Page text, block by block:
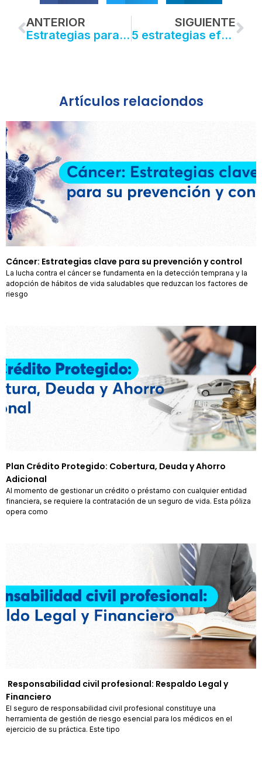
Prev
ANTERIOR
Estrategias para prevenir los riesgos médicos
SIGUIENTE
5 estrategias efectivas para proteger los datos confidenciales de tu empresa
Artículos relaciondos
Cáncer: Estrategias clave para su prevención y control
La lucha contra el cáncer se fundamenta en la detección temprana y la
adopción de hábitos de vida saludables que reduzcan los factores de
riesgo
Plan Crédito Protegido: Cobertura, Deuda y Ahorro
Adicional
Al momento de gestionar un crédito o préstamo con cualquier entidad
financiera, se requiere la contratación de un seguro de vida. Esta póliza
opera como
Responsabilidad civil profesional: Respaldo Legal y
Financiero
El seguro de responsabilidad civil profesional constituye una
herramienta de gestión de riesgo esencial para los médicos en el
ejercicio de su práctica. Este tipo